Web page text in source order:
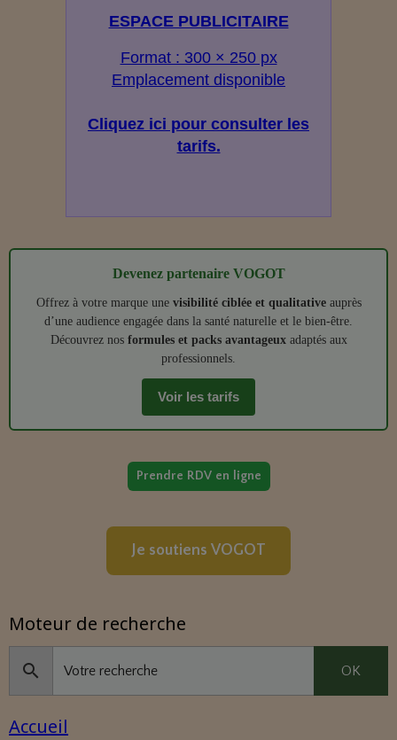
ESPACE PUBLICITAIRE
Format : 300 × 250 px
Emplacement disponible
Cliquez ici pour consulter les
tarifs.
Devenez partenaire VOGOT
Offrez à votre marque une visibilité ciblée et qualitativeauprès
d’une audience engagée dans la santé naturelle et le bien‑être.
Découvrez nos formules et packs avantageuxadaptés aux
professionnels.
Voir les tarifs
Prendre RDV en ligne
Je soutiens VOGOT
Moteur de recherche
OK
Accueil